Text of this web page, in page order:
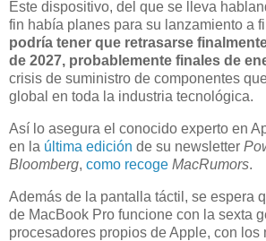
Este dispositivo, del que se lleva
fin había planes para su lanzamiento a
podría tener que retrasarse
de 2027, probablemente finales de
crisis de suministro de componentes
global en toda la industria tecnológica.
Así lo asegura el conocido experto en
en la última edición de su newsletter
Bloomberg, como recoge MacRumors.
Además de la pantalla táctil, se espera
de MacBook Pro funcione con la sexta
procesadores propios de Apple, con los